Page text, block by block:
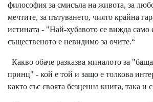
философия за смисъла на живота, за
мечтите, за пътуването, чиято крайна
истината - "Най-хубавото се вижда само
същественото е невидимо за очите.“
Какво обаче разказва миналото за
принц" - кой е той и защо е толкова
както със своята безценна книга, така и